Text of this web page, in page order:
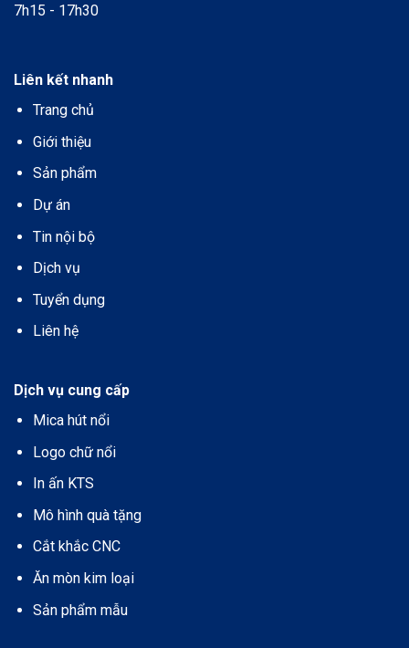
7h15 - 17h30
Liên kết nhanh
Trang chủ
Giới thiệu
Sản phẩm
Dự án
Tin nội bộ
Dịch vụ
Tuyển dụng
Liên hệ
Dịch vụ cung cấp
Mica hút nổi
Logo chữ nổi
In ấn KTS
Mô hình quà tặng
Cắt khắc CNC
Ăn mòn kim loại
Sản phẩm mẫu